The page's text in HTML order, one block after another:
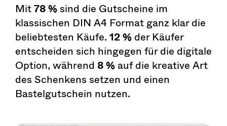
Mit78 %sind die Gutscheine im
klassischen DIN A4 Format ganz klar die
beliebtesten Käufe.12 %der Käufer
entscheiden sich hingegen für die digitale
Option, während 8 %auf die kreative Art
des Schenkens setzen und einen
Bastelgutschein nutzen.